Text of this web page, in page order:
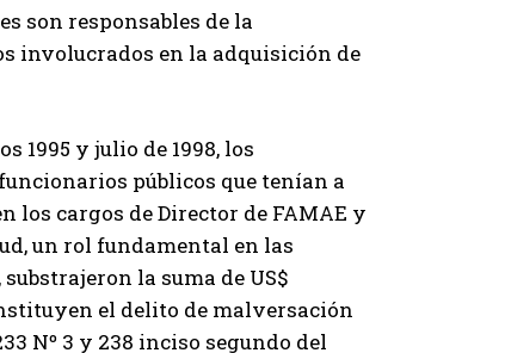
son responsables de la
involucrados en la adquisición de
1995 y julio de 1998, los
públicos que tenían a
los cargos de Director de FAMAE y
un rol fundamental en las
la suma de US$
el delito de malversación
Nº 3 y 238 inciso segundo del